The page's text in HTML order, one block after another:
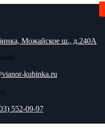
Можайское ш., д.240А
kubinka.ru
552-09-97